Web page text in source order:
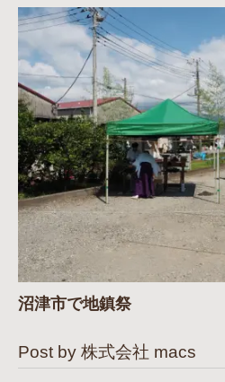
沼津市で地鎮祭
Post by 株式会社 macs